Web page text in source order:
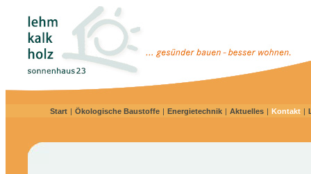
Start | Ökologische Baustoffe | Energietechnik | Aktuelles | Kontakt |